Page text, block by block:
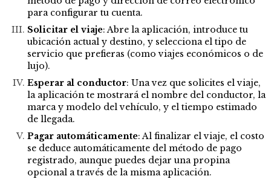
para configurar tu cuenta.
Solicitar el viaje: Abre la aplicación, introduce tu
ubicación actual y destino, y selecciona el tipo de
servicio que prefieras (como viajes económicos o de
lujo).
Esperar al conductor: Una vez que solicites el viaje,
la aplicación te mostrará el nombre del conductor, la
marca y modelo del vehículo, y el tiempo estimado
de llegada.
Pagar automáticamente: Al finalizar el viaje, el costo
se deduce automáticamente del método de pago
registrado, aunque puedes dejar una propina
opcional a través de la misma aplicación.